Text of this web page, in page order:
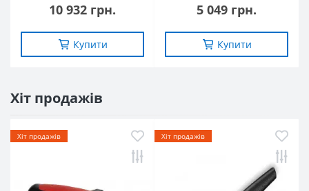
10 932 грн.
Купити
5 049 грн.
Купити
Хіт продажів
Хіт продажів Хіт продажів